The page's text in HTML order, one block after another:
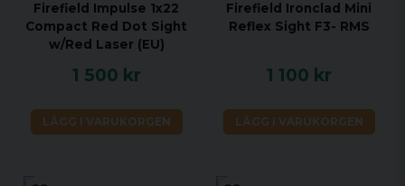
Firefield Impulse 1x22
Compact Red Dot Sight
w/Red Laser (EU)
1 500 kr
LÄGG I VARUKORGEN
Firefield Ironclad Mini
Reflex Sight F3- RMS
1 100 kr
LÄGG I VARUKORGEN